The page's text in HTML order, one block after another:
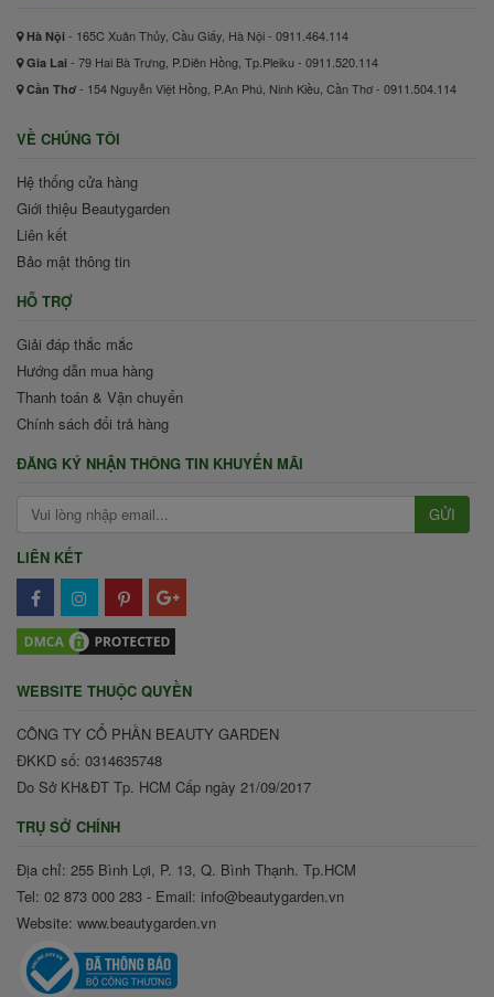
Hà Nội - 165C Xuân Thủy, Cầu Giấy, Hà Nội - 0911.464.114
Gia Lai - 79 Hai Bà Trưng, P.Diên Hồng, Tp.Pleiku - 0911.520.114
Cần Thơ - 154 Nguyễn Việt Hồng, P.An Phú, Ninh Kiều, Cần Thơ - 0911.504.114
VỀ CHÚNG TÔI
Hệ thống cửa hàng
Giới thiệu Beautygarden
Liên kết
Bảo mật thông tin
HỖ TRỢ
Giải đáp thắc mắc
Hướng dẫn mua hàng
Thanh toán & Vận chuyển
Chính sách đổi trả hàng
ĐĂNG KÝ NHẬN THÔNG TIN KHUYẾN MÃI
GỬI
LIÊN KẾT
WEBSITE THUỘC QUYỀN
CÔNG TY CỔ PHẦN BEAUTY GARDEN
ĐKKD số: 0314635748
Do Sở KH&ĐT Tp. HCM Cấp ngày 21/09/2017
TRỤ SỞ CHÍNH
Địa chỉ: 255 Bình Lợi, P. 13, Q. Bình Thạnh. Tp.HCM
Tel: 02 873 000 283 - Email: info@beautygarden.vn
Website: www.beautygarden.vn